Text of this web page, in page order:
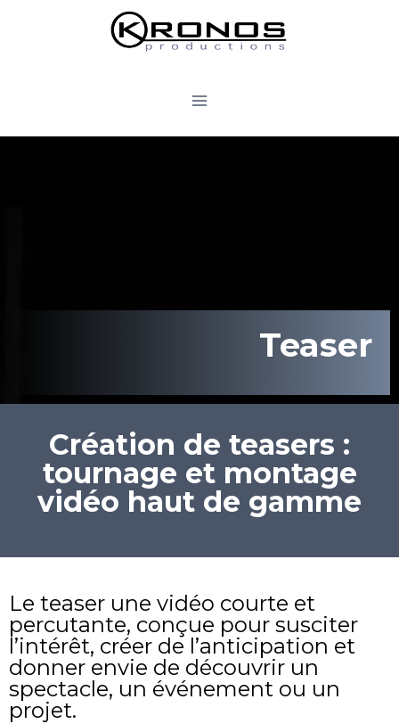
Teaser
Création de teasers :
tournage et montage
vidéo haut de gamme
Le teaser une vidéo courte et
percutante, conçue pour susciter
l’intérêt, créer de l’anticipation et
donner envie de découvrir un
spectacle, un événement ou un
projet.